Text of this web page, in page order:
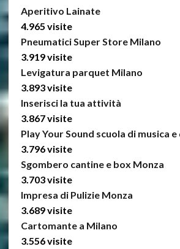
Aperitivo Lainate
4.965 visite
Pneumatici Super Store Milano
3.919 visite
Levigatura parquet Milano
3.893 visite
Inserisci la tua attività
3.867 visite
Play Your Sound scuola di musica
3.796 visite
Sgombero cantine e box Monza
3.703 visite
Impresa di Pulizie Monza
3.689 visite
Cartomante a Milano
3.556 visite